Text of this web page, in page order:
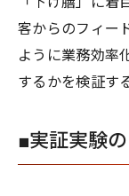
客からのフィー
ように業務効率
するかを検証す
■実証実験